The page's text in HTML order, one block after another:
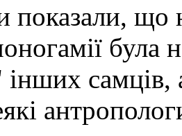
показали,
була
інших